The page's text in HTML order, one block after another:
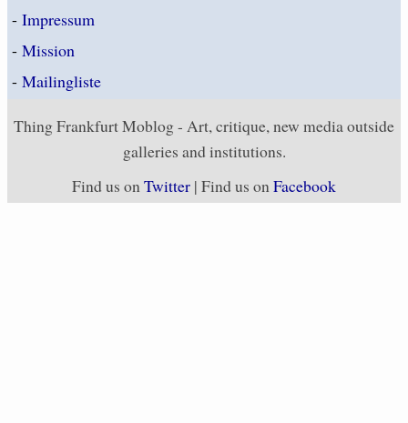
- Impressum
- Mission
- Mailingliste
Thing Frankfurt Moblog - Art, critique, new media outside
galleries and institutions.
Find us onTwitter | Find us onFacebook